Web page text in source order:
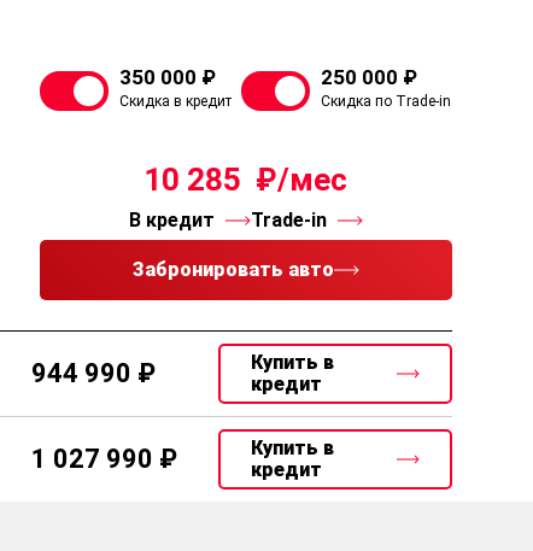
350 000 ₽
Скидка в кредит
250 000 ₽
Скидка по Trade-in
10 285
В кредит Trade-in
Забронировать авто
944 990
Купить в
кредит
1 027 990
Купить в
кредит